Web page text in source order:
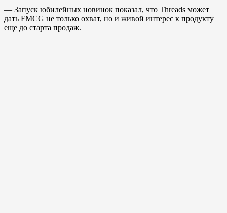
— Запуск юбилейных новинок показал, что Threads может
дать FMCG не только охват, но и живой интерес к продукту
еще до старта продаж.